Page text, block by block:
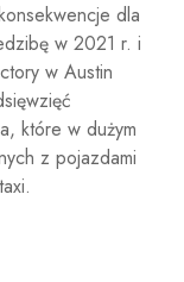
dla
w 2021 r. i
w Austin
które w dużym
z pojazdami